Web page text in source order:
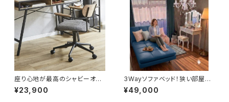
座り心地が最高のシャビーオフ
ィスチェア。アイアンと優しい木
目がおしゃれヴィンテージ部屋
¥23,900
3Wayソファベッド！狭い部屋が
デザイナーズに！（ブルー）
¥49,000